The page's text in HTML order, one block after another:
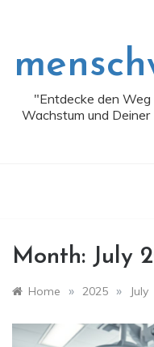
"Entdecke den Weg
Wachstum und
Month: July
Home » 2025 » July